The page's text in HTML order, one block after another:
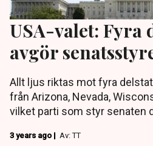
USA-valet: Fyra
avgör
Allt ljus riktas mot fyra
från Arizona, Nevada,
vilket parti som styr senaten
3 years ago | Av: TT